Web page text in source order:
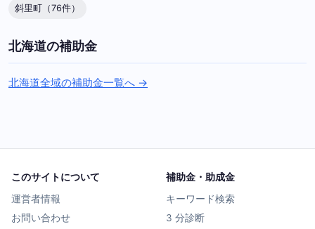
斜里町（76件）
北海道の補助金
北海道全域の補助金一覧へ →
このサイトについて
運営者情報
お問い合わせ
補助金・助成金
キーワード検索
3 分診断